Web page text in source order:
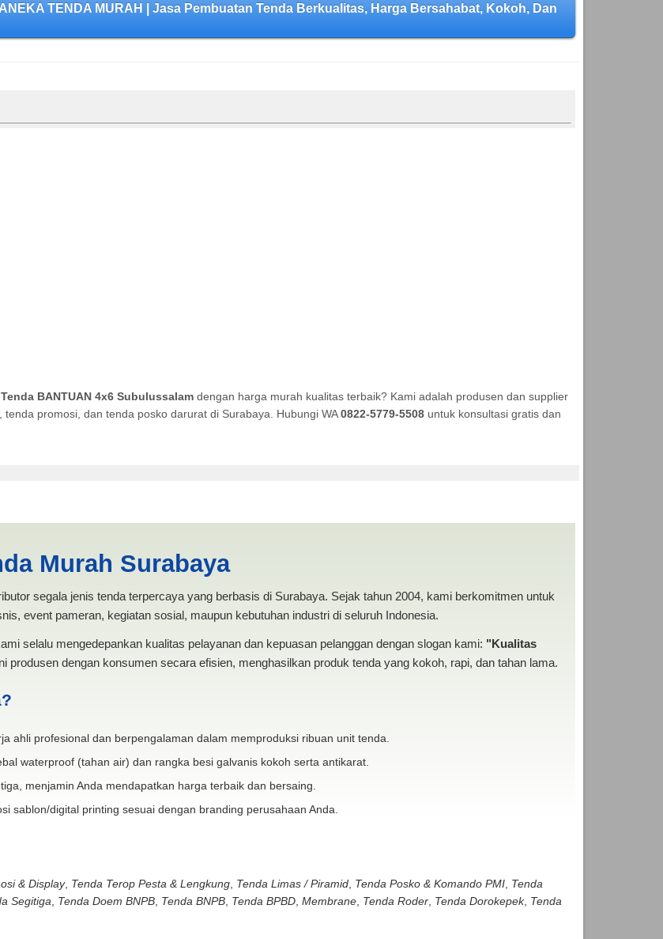
TENDA MURAH | Jasa Pembuatan Tenda Berkualitas, Harga Bersahabat, Kokoh, Dan
Tenda BANTUAN 4x6 Subulussalamdengan harga murah kualitas terbaik? Kami adalah produsen dan supplier
promosi, dan tenda posko darurat di Surabaya. Hubungi WA0822-5779-5508untuk konsultasi gratis dan
Murah Surabaya
segala jenis tenda terpercaya yang berbasis di Surabaya. Sejak tahun 2004, kami berkomitmen untuk
event pameran, kegiatan sosial, maupun kebutuhan industri di seluruh Indonesia.
selalu mengedepankan kualitas pelayanan dan kepuasan pelanggan dengan slogan kami: "Kualitas
produsen dengan konsumen secara efisien, menghasilkan produk tenda yang kokoh, rapi, dan tahan lama.
ahli profesional dan berpengalaman dalam memproduksi ribuan unit tenda.
waterproof (tahan air) dan rangka besi galvanis kokoh serta antikarat.
menjamin Anda mendapatkan harga terbaik dan bersaing.
sablon/digital printing sesuai dengan branding perusahaan Anda.
& Display, Tenda Terop Pesta & Lengkung, Tenda Limas / Piramid, Tenda Posko & Komando PMI, Tenda
Segitiga Tenda Doem BNPB, Tenda BNPB, Tenda BPBD, Membrane, Tenda Roder, Tenda Dorokepek, Tenda